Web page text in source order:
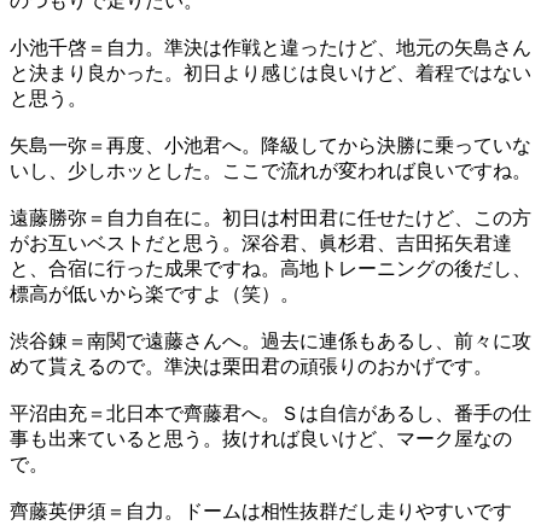
小池千啓＝自力。準決は作戦と違ったけど、地元の矢島さん
と決まり良かった。初日より感じは良いけど、着程ではない
と思う。
矢島一弥＝再度、小池君へ。降級してから決勝に乗っていな
いし、少しホッとした。ここで流れが変われば良いですね。
遠藤勝弥＝自力自在に。初日は村田君に任せたけど、この方
がお互いベストだと思う。深谷君、眞杉君、吉田拓矢君達
と、合宿に行った成果ですね。高地トレーニングの後だし、
標高が低いから楽ですよ（笑）。
渋谷錬＝南関で遠藤さんへ。過去に連係もあるし、前々に攻
めて貰えるので。準決は栗田君の頑張りのおかげです。
平沼由充＝北日本で齊藤君へ。Ｓは自信があるし、番手の仕
事も出来ていると思う。抜ければ良いけど、マーク屋なの
で。
齊藤英伊須＝自力。ドームは相性抜群だし走りやすいです